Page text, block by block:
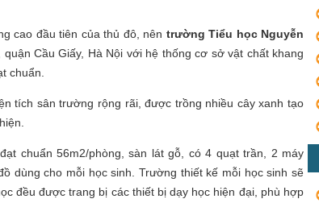
cao đầu tiên của thủ đô, nên trường Tiểu học Nguyễn
Cầu Giấy, Hà Nội với hệ thống cơ sở vật chất khang
chuẩn.
tích sân trường rộng rãi, được trồng nhiều cây xanh tạo
chuẩn 56m2/phòng, sàn lát gỗ, có 4 quạt trần, 2 máy
dùng cho mỗi học sinh. Trường thiết kế mỗi học sinh sẽ
đều được trang bị các thiết bị dạy học hiện đại, phù hợp